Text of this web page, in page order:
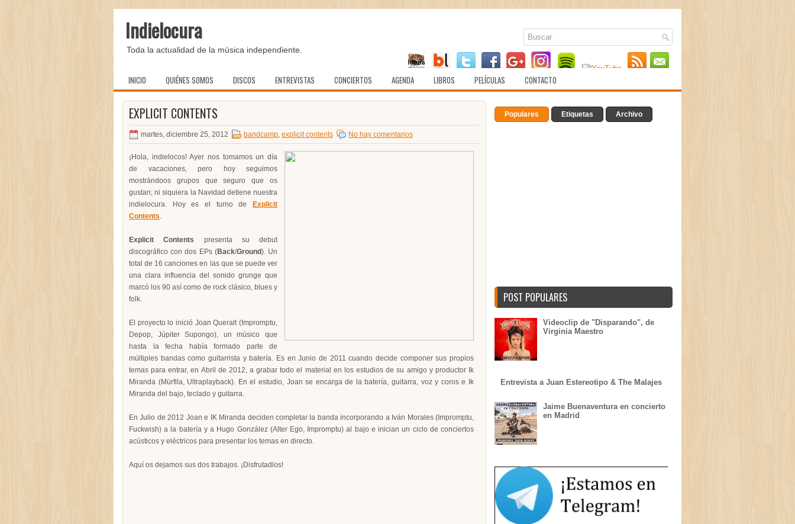
Indielocura
Toda la actualidad de la música independiente.
INICIO QUIÉNES SOMOS DISCOS ENTREVISTAS CONCIERTOS AGENDA LIBROS PELÍCULAS CONTACTO
EXPLICIT CONTENTS
martes, diciembre 25, 2012 bandcamp, explicit contents No hay comentarios
¡Hola, indielocos! Ayer nos tomamos un día
de vacaciones, pero hoy seguimos
mostrándoos grupos que seguro que os
gustan; ni siquiera la Navidad detiene nuestra
indielocura. Hoy es el turno de
Explicit
Contents.
Explicit Contents presenta su debut
discográfico con dos EPs (Back/Ground). Un
total de 16 canciones en las que se puede ver
una clara influencia del sonido grunge que
marcó los 90 así como de rock clásico, blues y
folk.
El proyecto lo inició Joan Queralt (Impromptu,
Depop, Júpiter Supongo), un músico que
hasta la fecha había formado parte de
múltiples bandas como guitarrista y batería. Es en Junio de 2011 cuando decide componer sus propios
temas para entrar, en Abril de 2012, a grabar todo el material en los estudios de su amigo y productor Ik
Miranda (Mürfila, Ultraplayback). En el estudio, Joan se encarga de la batería, guitarra, voz y coros e Ik
Miranda del bajo, teclado y guitarra.
En Julio de 2012 Joan e IK Miranda deciden completar la banda incorporando a Iván Morales (Impromptu,
Fuckwish) a la batería y a Hugo González (Alter Ego, Impromptu) al bajo e inician un ciclo de conciertos
acústicos y eléctricos para presentar los temas en directo.
Aquí os dejamos sus dos trabajos. ¡Disfrutadlos!
Populares Etiquetas Archivo
POST POPULARES
Videoclip de "Disparando", de
Virginia Maestro
Entrevista a Juan Estereotipo & The Malajes
Jaime Buenaventura en concierto
en Madrid